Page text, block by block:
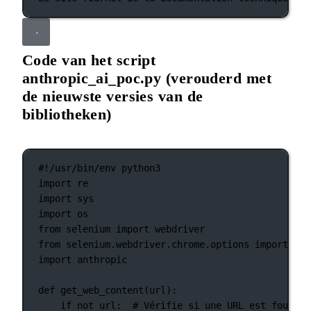
Code van het script
anthropic_ai_poc.py (verouderd met
de nieuwste versies van de
bibliotheken)
#!/usr/bin/env python3
import re
import sys
import os
from selenium import webdriver
from selenium.webdriver.chrome.options import
import anthropic
def get_web_content (url):
if
not url: # Vérifie si une URL est fournie